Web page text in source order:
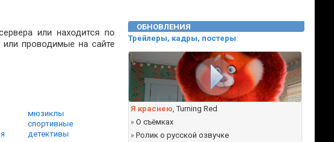
или находится по
проводимые на сайте
мюзиклы
спортивные
детективы
ОБНОВЛЕНИЯ
Трейлеры, кадры, постеры:
Я краснею, Turning Red
» О съёмках
» Ролик о русской озвучке